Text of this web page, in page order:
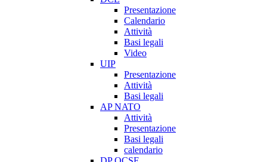
Presentazione
Calendario
Attività
Basi legali
Video
UIP
Presentazione
Attività
Basi legali
AP NATO
Attività
Presentazione
Basi legali
calendario